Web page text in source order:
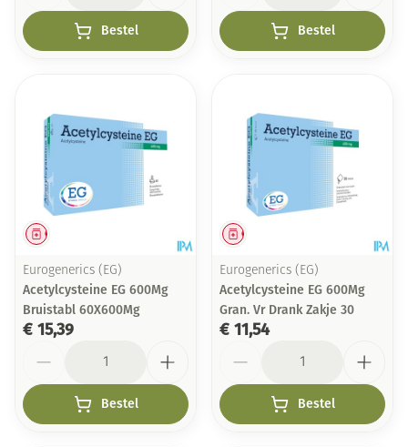
Bestel Bestel
Geneesmiddel
Eurogenerics (EG)
Acetylcysteine EG 600Mg
Bruistabl 60X600Mg
€ 15,39
Bestel
Geneesmiddel
Eurogenerics (EG)
Acetylcysteine EG 600Mg
Gran. Vr Drank Zakje 30
€ 11,54
Bestel